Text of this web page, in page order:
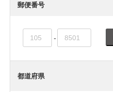
郵便番号
-
都道府県